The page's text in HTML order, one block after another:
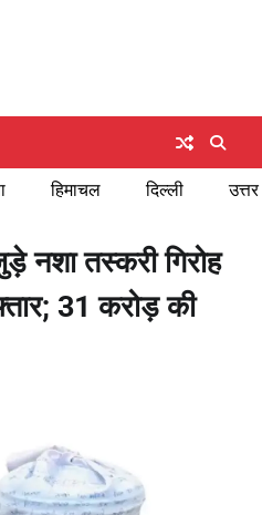
हिमाचल दिल्ली
नशा तस्करी गिरोह
31 करोड़ की